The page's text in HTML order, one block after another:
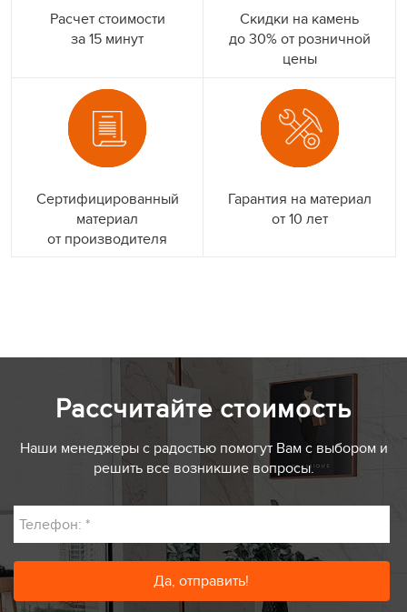
Расчет стоимости
за 15 минут
Скидки на камень
до 30% от розничной
цены
Сертифицированный
материал
от производителя
Гарантия на материал
от 10 лет
Рассчитайте стоимость
Наши менеджеры с радостью помогут Вам с выбором и
решить все возникшие вопросы.
Телефон: *